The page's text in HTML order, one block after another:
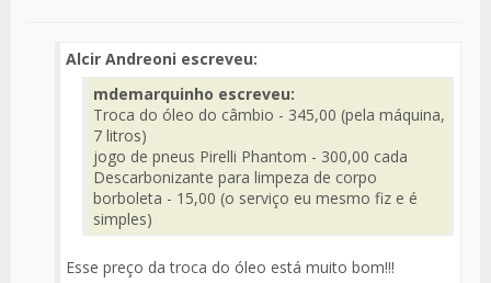
Alcir Andreoni escreveu:
mdemarquinho escreveu:
Troca do óleo do câmbio - 345,00 (pela máquina,
7 litros)
jogo de pneus Pirelli Phantom - 300,00 cada
Descarbonizante para limpeza de corpo
borboleta - 15,00 (o serviço eu mesmo fiz e é
simples)
Esse preço da troca do óleo está muito bom!!!